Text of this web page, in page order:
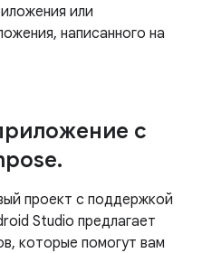
или
написанного на
с
.
проект с поддержкой
Studio предлагает
которые помогут вам